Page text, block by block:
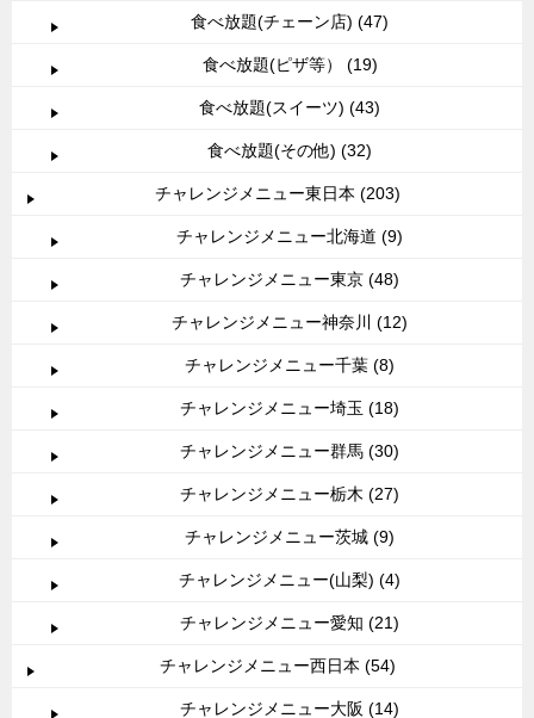
食べ放題(チェーン店) (47)
食べ放題(ピザ等） (19)
食べ放題(スイーツ) (43)
食べ放題(その他) (32)
チャレンジメニュー東日本 (203)
チャレンジメニュー北海道 (9)
チャレンジメニュー東京 (48)
チャレンジメニュー神奈川 (12)
チャレンジメニュー千葉 (8)
チャレンジメニュー埼玉 (18)
チャレンジメニュー群馬 (30)
チャレンジメニュー栃木 (27)
チャレンジメニュー茨城 (9)
チャレンジメニュー(山梨) (4)
チャレンジメニュー愛知 (21)
チャレンジメニュー西日本 (54)
チャレンジメニュー大阪 (14)